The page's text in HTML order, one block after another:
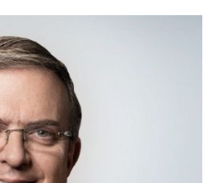
DE TORQUE